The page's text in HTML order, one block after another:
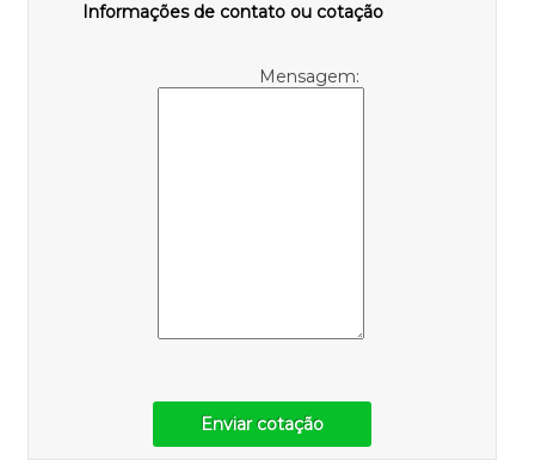
Informações de contato ou cotação
Mensagem:
Enviar cotação